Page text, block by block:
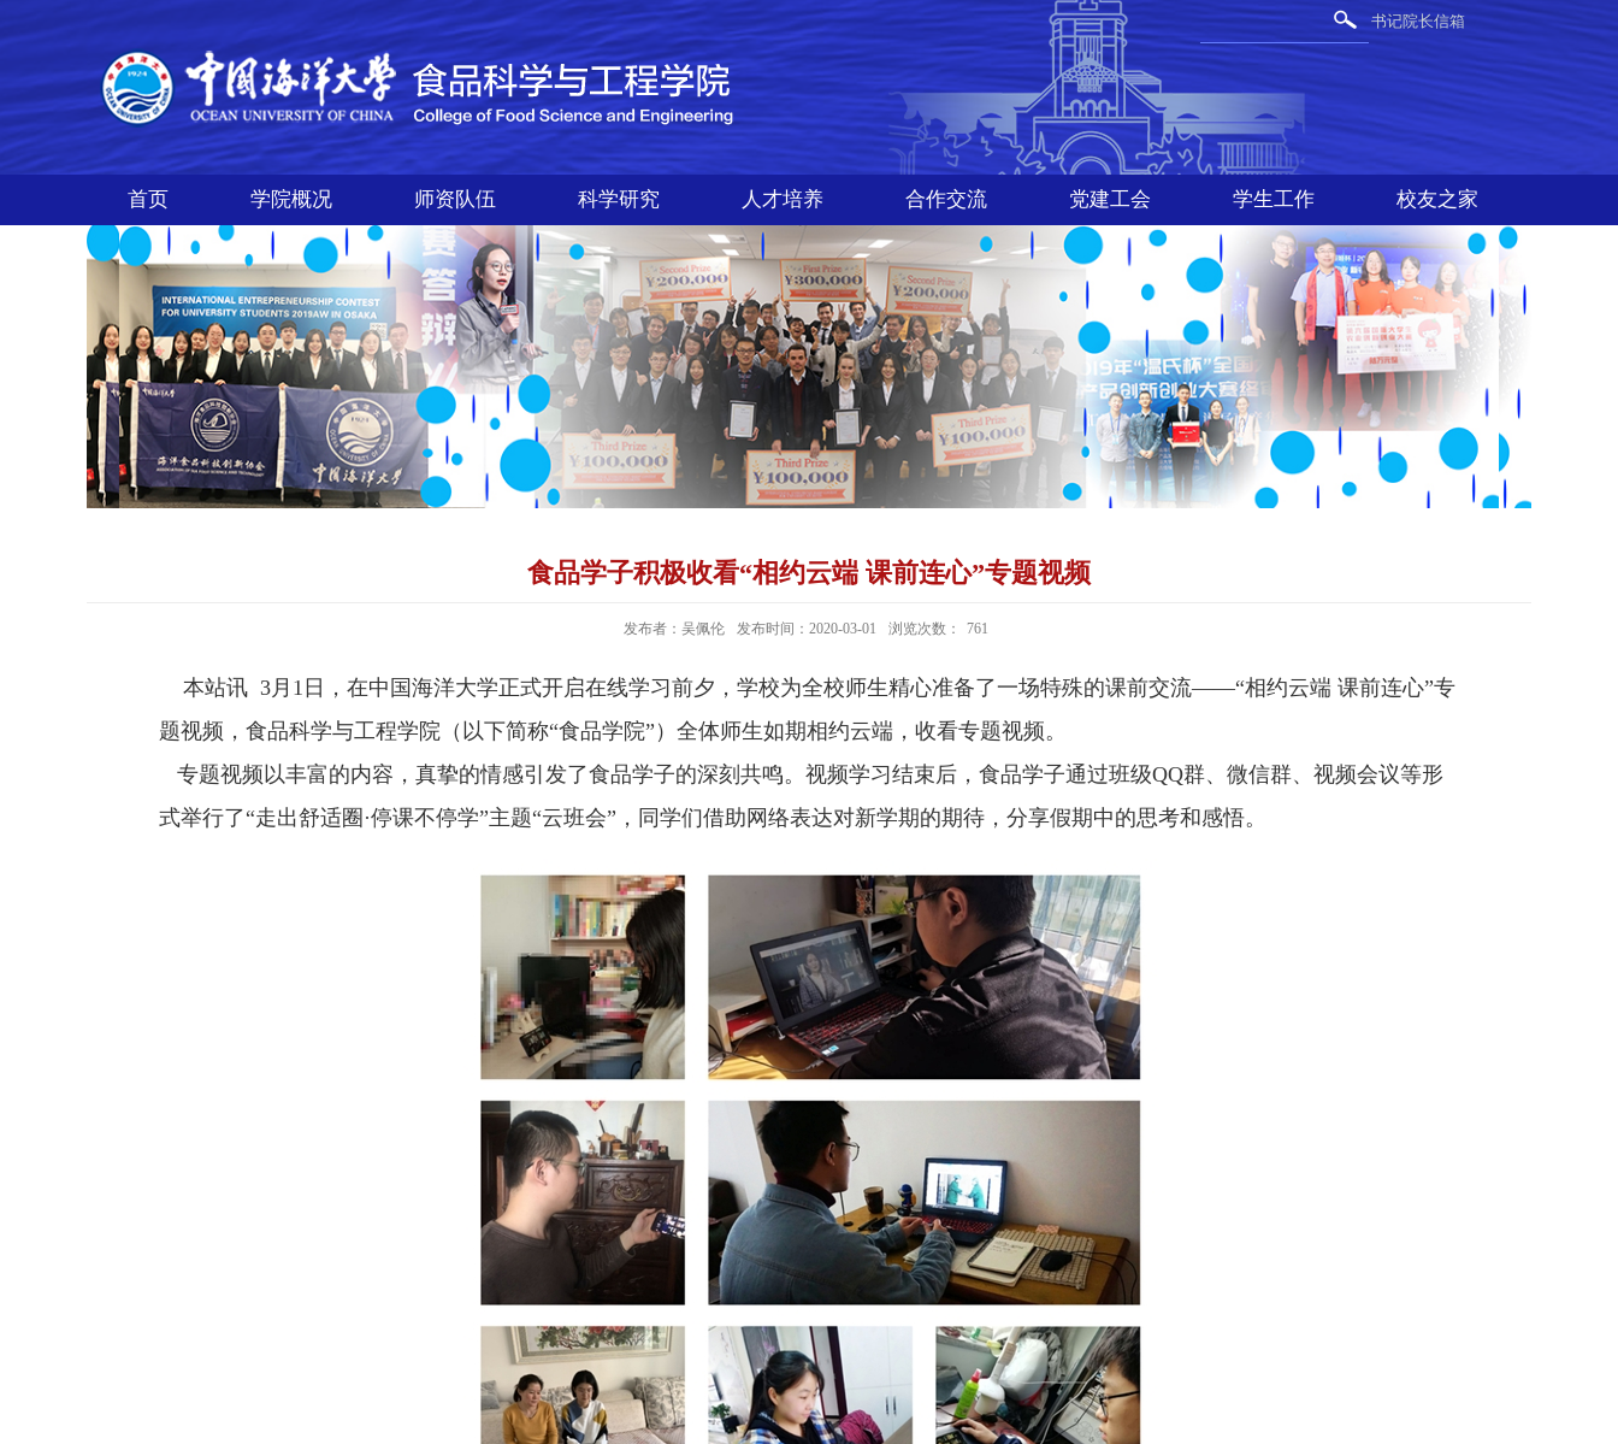
书记院长信箱
首页 学院概况 师资队伍 科学研究 人才培养 合作交流 党建工会 学生工作 校友之家
食品学子积极收看“相约云端 课前连心”专题视频
发布者：吴佩伦 发布时间：2020-03-01 浏览次数： 761
本站讯 3月 1 日，在中国海洋大学正式开启在线学习前夕，学校为全校师生精心准备了一场特殊的课前交流——“相约云端 课前连心”专
题视频，食品科学与工程学院（以下简称“食品学院”）全体师生如期相约云端，收看专题视频。
专题视频以丰富的内容，真挚的情感引发了食品学子的深刻共鸣。 视频学习结束后，食品学子通过班级QQ群、微信群、视频会议等形
式举行了“走出舒适圈·停课不停学”主题“云班会”，同学们借助网络表达对新学期的期待，分享假期中的思考和感悟。